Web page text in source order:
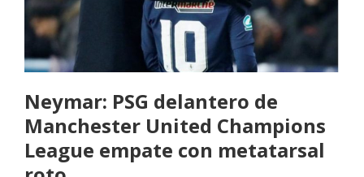
Neymar: PSG delantero de
Manchester United Champions
League empate con metatarsal